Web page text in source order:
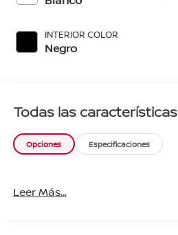
INTERIOR COLOR
Negro
Todas las características
Opciones Especificaciones
Leer Más...